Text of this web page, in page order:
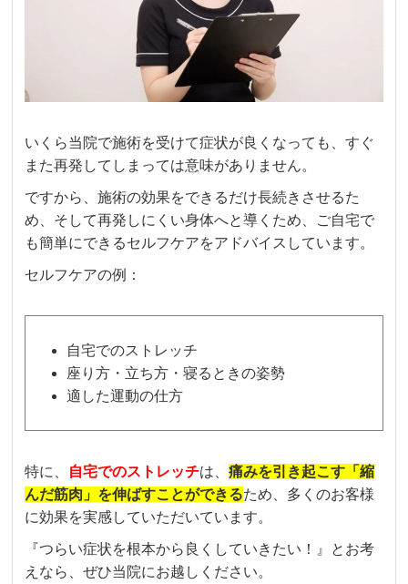
いくら当院で施術を受けて症状が良くなっても、すぐ
また再発してしまっては意味がありません。
ですから、施術の効果をできるだけ長続きさせるた
め、そして再発しにくい身体へと導くため、ご自宅で
も簡単にできるセルフケアをアドバイスしています。
セルフケアの例：
自宅でのストレッチ
座り方・立ち方・寝るときの姿勢
適した運動の仕方
特に、 自宅でのストレッチは、痛みを引き起こす「縮
んだ筋肉」を伸ばすことができるため、多くのお客様
に効果を実感していただいています。
『つらい症状を根本から良くしていきたい！』とお考
えなら、ぜひ当院にお越しください。